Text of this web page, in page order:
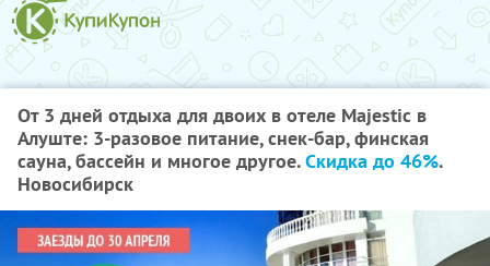
От 3 дней отдыха для двоих в отеле Majestic в
Алуште: 3-разовое питание, снек-бар, финская
сауна, бассейн и многое другое.Скидка до 46%.
Новосибирск